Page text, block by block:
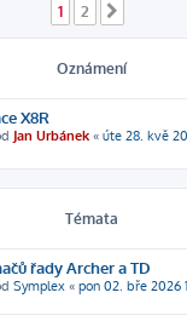
1
2
Oznámení
X8R
Jan Urbánek « úte 28. kvě
Témata
řady Archer a TD
Symplex « pon 02. bře 2026